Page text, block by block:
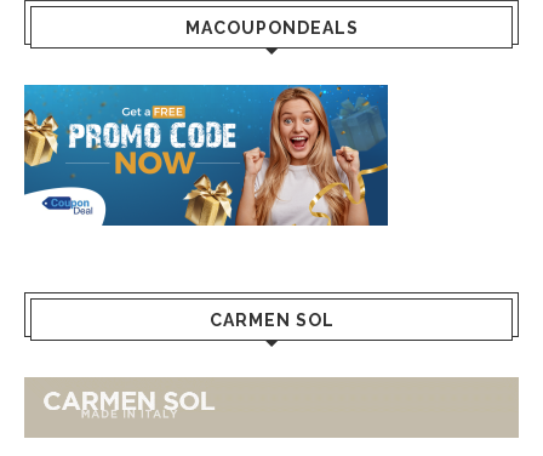
MACOUPONDEALS
CARMEN SOL